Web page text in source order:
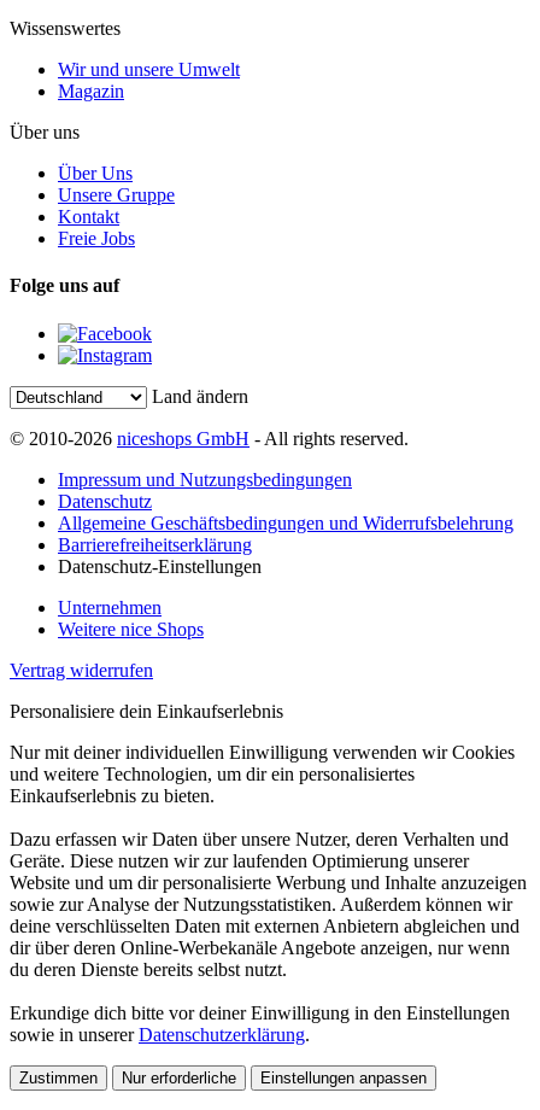
Wissenswertes
Wir und unsere Umwelt
Magazin
Über uns
Über Uns
Unsere Gruppe
Kontakt
Freie Jobs
Folge uns auf
Land ändern
© 2010-2026 niceshops GmbH - All rights reserved.
Impressum und Nutzungsbedingungen
Datenschutz
Allgemeine Geschäftsbedingungen und Widerrufsbelehrung
Barrierefreiheitserklärung
Datenschutz-Einstellungen
Unternehmen
Weitere nice Shops
Vertrag widerrufen
Personalisiere dein Einkaufserlebnis
Nur mit deiner individuellen Einwilligung verwenden wir Cookies
und weitere Technologien, um dir ein personalisiertes
Einkaufserlebnis zu bieten.
Dazu erfassen wir Daten über unsere Nutzer, deren Verhalten und
Geräte. Diese nutzen wir zur laufenden Optimierung unserer
Website und um dir personalisierte Werbung und Inhalte anzuzeigen
sowie zur Analyse der Nutzungsstatistiken. Außerdem können wir
deine verschlüsselten Daten mit externen Anbietern abgleichen und
dir über deren Online-Werbekanäle Angebote anzeigen, nur wenn
du deren Dienste bereits selbst nutzt.
Erkundige dich bitte vor deiner Einwilligung in den Einstellungen
sowie in unsererDatenschutzerklärung.
Zustimmen Nur erforderliche Einstellungen anpassen